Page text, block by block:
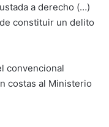
a derecho (…)
constituir un delito
convencional
costas al Ministerio